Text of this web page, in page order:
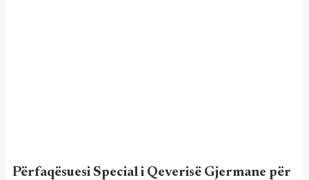
Përfaqësuesi Special i Qeverisë Gjermane për